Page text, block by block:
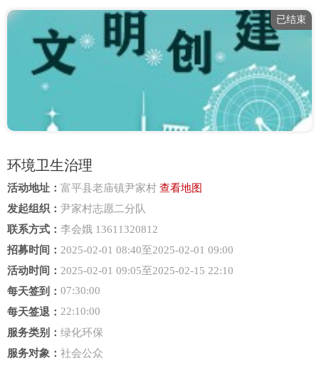
已结束
环境卫生治理
活动地址： 富平县老庙镇尹家村 查看地图
发起组织： 尹家村志愿二分队
联系方式： 李会娥 13611320812
招募时间： 2025-02-01 08:40至2025-02-01 09:00
活动时间： 2025-02-01 09:05至2025-02-15 22:10
每天签到： 07:30:00
每天签退： 22:10:00
服务类别： 绿化环保
服务对象： 社会公众